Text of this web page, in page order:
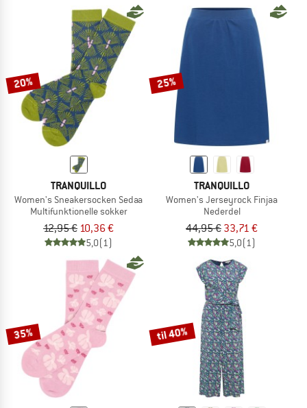
20%
TRANQUILLO
Women's Sneakersocken Sedaa
Multifunktionelle sokker
12,95 € 10,36 €
5,0(1)
25%
TRANQUILLO
Women's Jerseyrock Finjaa
Nederdel
44,95 € 33,71 €
5,0(1)
35% til 40%